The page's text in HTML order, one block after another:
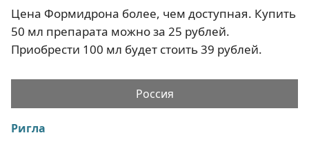
Цена Формидрона более, чем доступная. Купить
50 мл препарата можно за 25 рублей.
Приобрести 100 мл будет стоить 39 рублей.
Россия
Ригла